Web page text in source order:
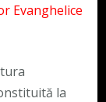
Evanghelice
la